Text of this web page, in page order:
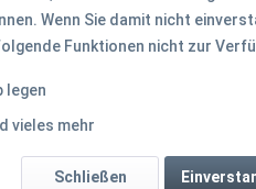
1,99 € *
5 Stück
Wenn Sie damit nicht
Funktionen nicht zur
legen
vieles mehr
Schließen